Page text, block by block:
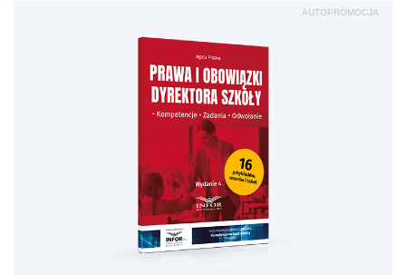
AUTOPROMOCJA